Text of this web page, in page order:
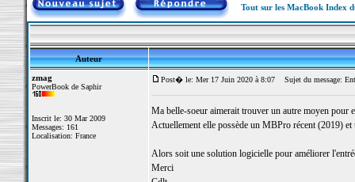
Tout sur les MacBook Index
Auteur
zmag
PowerBook de Saphir
Inscrit le: 30 Mar 2009
Messages: 161
Localisation: France
Post� le: Mer 17 Juin 2020 à 8:07 Sujet du message:
Ma belle-soeur aimerait trouver un autre moyen pour
Actuellement elle possède un MBPro récent (2019)
Alors soit une solution logicielle pour améliorer
Merci